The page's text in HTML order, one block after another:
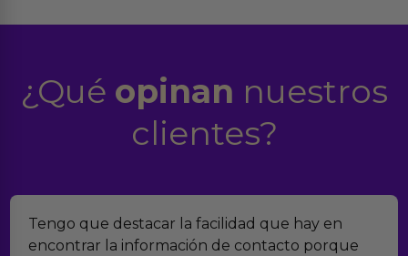
¿Qué opinan nuestros
clientes?
Encontramos Erotiks a través de Google y la
verdad es que nos han sorprendido. Tienen